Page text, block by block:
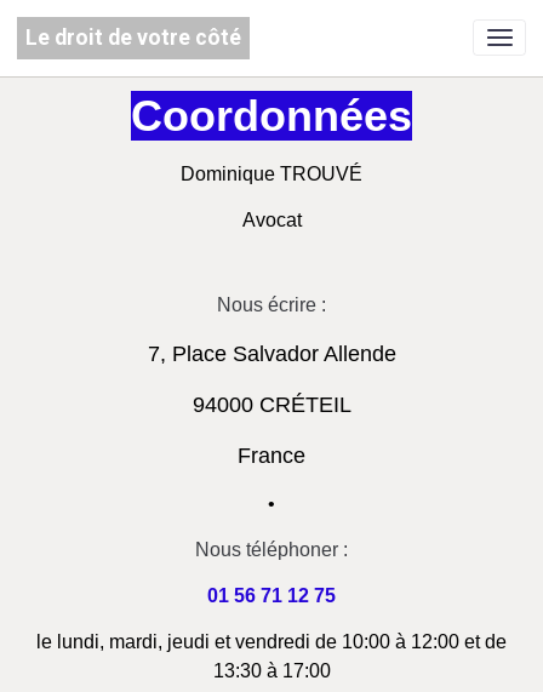
Le droit de votre côté
Coordonnées
Dominique TROUVÉ
Avocat
Nous écrire :
7, Place Salvador Allende
94000 CRÉTEIL
France
•
Nous téléphoner :
01 56 71 12 75
le lundi, mardi, jeudi et vendredi de 10:00 à 12:00 et de
13:30 à 17:00